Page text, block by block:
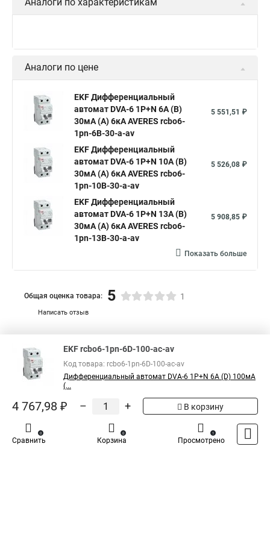
Аналоги по цене
EKF Дифференциальный
автомат DVA-6 1P+N 6А (B)
30мА (A) 6кА AVERES rcbo6-
1pn-6B-30-a-av
5 551,51 ₽
EKF Дифференциальный
автомат DVA-6 1P+N 10А (B)
30мА (A) 6кА AVERES rcbo6-
1pn-10B-30-a-av
5 526,08 ₽
EKF Дифференциальный
автомат DVA-6 1P+N 13А (B)
30мА (A) 6кА AVERES rcbo6-
1pn-13B-30-a-av
5 908,85 ₽
Показать больше
Написать отзыв
Общая оценка товара: 5 1
EKF rcbo6-1pn-6D-100-ac-av
Код товара: rcbo6-1pn-6D-100-ac-av
Дифференциальный автомат DVA-6 1P+N 6А (D) 100мА
(...
4 767,98 ₽ – + В корзину
Сравнить
0
Корзина
0
Просмотрено
1